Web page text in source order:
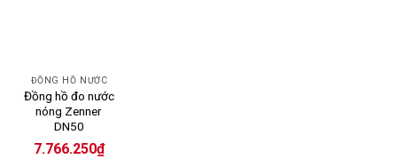
ĐỒNG HỒ NƯỚC
Đồng hồ đo nước
nóng Zenner
DN50
7.766.250₫